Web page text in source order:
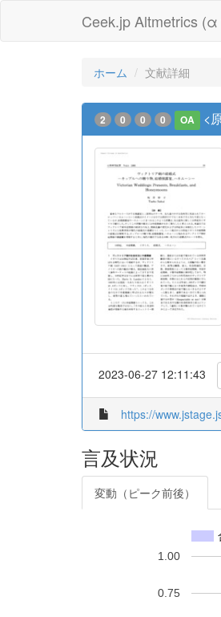
Ceek.jp Altmetrics (α
ホーム 文献詳細
2 0 0 0 OA <
2023-06-27 12:11:43
https://
言及状況
変動（ピーク前後）
0.75
1.00